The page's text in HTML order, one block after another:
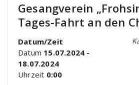
Gesangverein
Tages-Fahrt an den
Datum/Zeit
Datum 15.07.2024 -
18.07.2024
Uhrzeit 0:00